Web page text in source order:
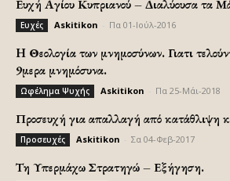
Ευχή Αγίου Κυπριανού – Διαλύουσα τα
Ευχές Askitikon Πα 01-Ιούλ-2016
H Θεολογία των μνημοσύνων. Γιατι
9μερα μνημόσυνα.
Ωφέλημα Ψυχής Askitikon Πα 25-Μάι-2018
Προσευχή για απαλλαγή από κατάθλιψη
Προσευχές Askitikon Σα 04-Φεβ-2017
Τη Υπερμάχω Στρατηγώ – Εξήγηση.